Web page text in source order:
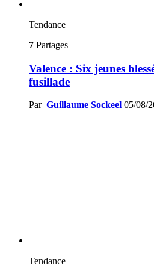
Tendance
7 Partages
Valence : Six jeunes
fusillade
Par Guillaume Sockeel 05/08/
Tendance